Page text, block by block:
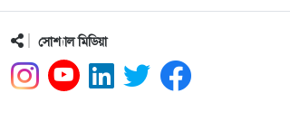
সোশ্যাল মিডিয়া